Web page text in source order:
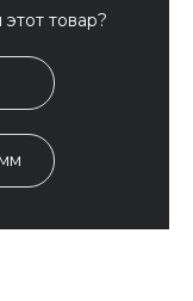
товар?